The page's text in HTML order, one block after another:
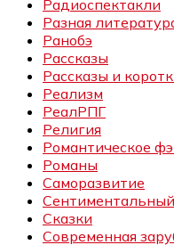
Радиоспектакли
Разная
Ранобэ
Рассказы
Рассказы и
Реализм
РеалРПГ
Религия
Романтическое
Романы
Саморазвитие
Сказки
Современная